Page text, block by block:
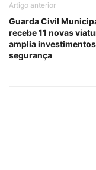
Artigo anterior
Guarda Civil
recebe 11 novas
amplia
segurança